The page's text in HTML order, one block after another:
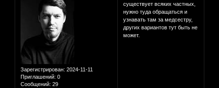
Зарегистрирован: 2024-11-11
Приглашений: 0
Сообщений: 29
существует всяких частных,
нужно туда обращаться и
узнавать там за медсестру,
других вариантов тут быть не
может.